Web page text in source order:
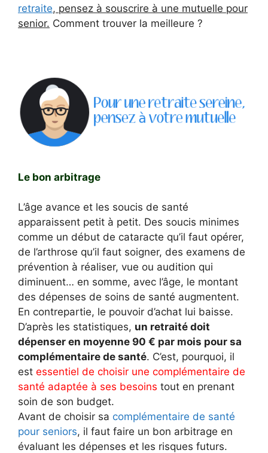
retraite, pensez à souscrire à une mutuelle pour
senior. Comment trouver la meilleure ?
Le bon arbitrage
L’âge avance et les soucis de santé
apparaissent petit à petit. Des soucis minimes
comme un début de cataracte qu’il faut opérer,
de l’arthrose qu’il faut soigner, des examens de
prévention à réaliser, vue ou audition qui
diminuent… en somme, avec l’âge, le montant
des dépenses de soins de santé augmentent.
En contrepartie, le pouvoir d’achat lui baisse.
D’après les statistiques, un retraité doit
dépenser en moyenne 90 € par mois pour sa
complémentaire de santé. C’est, pourquoi, il
est essentiel de choisir une complémentaire de
santé adaptée à ses besoins tout en prenant
soin de son budget.
Avant de choisir sa complémentaire de santé
pour seniors, il faut faire un bon arbitrage en
évaluant les dépenses et les risques futurs.